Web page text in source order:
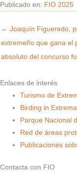
Publicado en: FIO 2025
← Joaquín Figueredo,
extremeño que gana el
absoluto del concurso
Enlaces de interés
Turismo de
Birding in
Parque Nacional
Red de áreas
Publicaciones
Contacta con FIO